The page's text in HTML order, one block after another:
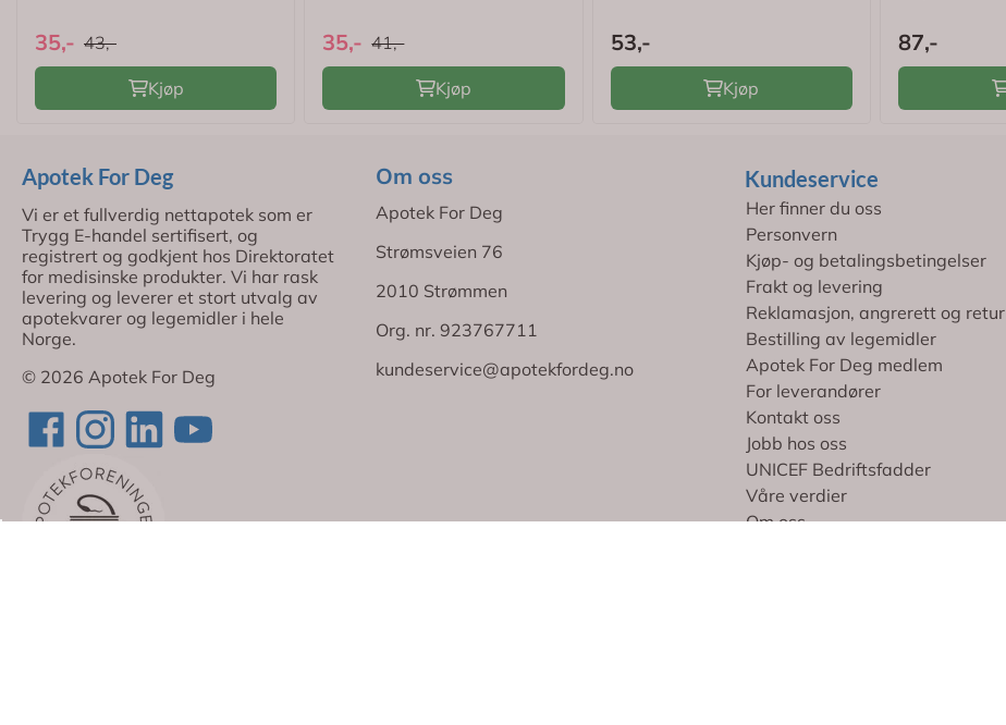
35,- 43,-
Kjøp
35,- 41,-
Kjøp
53,-
Kjøp
87,-
Apotek For Deg
Vi er et fullverdig nettapotek som er
Trygg E-handel sertifisert, og
registrert og godkjent hos Direktoratet
for medisinske produkter. Vi har rask
levering og leverer et stort utvalg av
apotekvarer og legemidler i hele
Norge.
© 2026 Apotek For Deg
Om oss
Apotek For Deg
Strømsveien 76
2010 Strømmen
Org. nr. 923767711
kundeservice@apotekfordeg.no
Kundeservice
Her finner du oss
Personvern
Kjøp- og betalingsbetingelser
Frakt og levering
Reklamasjon, angrerett og retur
Bestilling av legemidler
Apotek For Deg medlem
For leverandører
Kontakt oss
Jobb hos oss
UNICEF Bedriftsfadder
Våre verdier
Om oss